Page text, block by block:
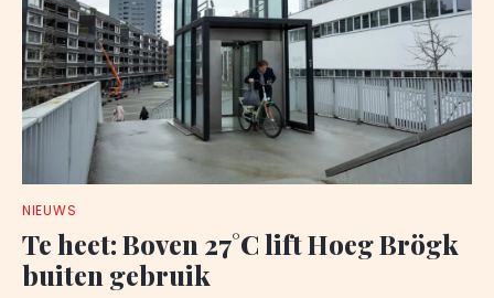
NIEUWS
Te heet: Boven 27°C lift Hoeg Brögk
buiten gebruik